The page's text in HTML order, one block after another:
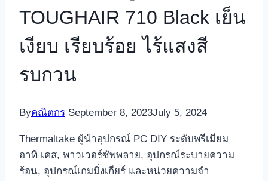
TOUGHAIR 710 Black เย็น
เงียบ เรียบร้อย ไร้แสงสี
รบกวน
Byคณิตกร September 8, 2023July 5, 2024
Thermaltake ผู้นำอุปกรณ์ PC DIY ระดับพรีเมียม
อาทิ เคส, พาวเวอร์ซัพพลาย, อุปกรณ์ระบายความ
ร้อน, อุปกรณ์เกมมิ่งเกียร์ และหน่วยความจำ